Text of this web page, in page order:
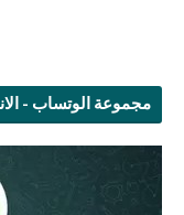
مجموعة الوتساب -